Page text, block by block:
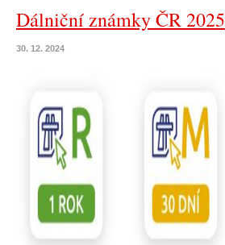
Dálniční známky ČR 2025
30. 12. 2024